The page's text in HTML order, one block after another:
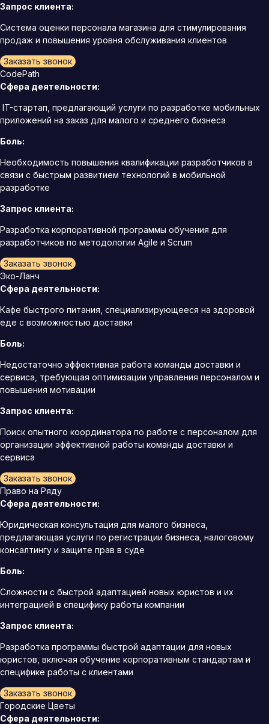
Запрос клиента:
Система оценки персонала магазина для стимулирования
продаж и повышения уровня обслуживания клиентов
Заказать звонок
CodePath
Сфера деятельности:
IT-стартап, предлагающий услуги по разработке мобильных
приложений на заказ для малого и среднего бизнеса
Боль:
Необходимость повышения квалификации разработчиков в
связи с быстрым развитием технологий в мобильной
разработке
Запрос клиента:
Разработка корпоративной программы обучения для
разработчиков по методологии Agile и Scrum
Заказать звонок
Эко-Ланч
Сфера деятельности:
Кафе быстрого питания, специализирующееся на здоровой
еде с возможностью доставки
Боль:
Недостаточно эффективная работа команды доставки и
сервиса, требующая оптимизации управления персоналом и
повышения мотивации
Запрос клиента:
Поиск опытного координатора по работе с персоналом для
организации эффективной работы команды доставки и
сервиса
Заказать звонок
Право на Ряду
Сфера деятельности:
Юридическая консультация для малого бизнеса,
предлагающая услуги по регистрации бизнеса, налоговому
консалтингу и защите прав в суде
Боль:
Сложности с быстрой адаптацией новых юристов и их
интеграцией в специфику работы компании
Запрос клиента:
Разработка программы быстрой адаптации для новых
юристов, включая обучение корпоративным стандартам и
специфике работы с клиентами
Заказать звонок
Городские Цветы
Сфера деятельности: